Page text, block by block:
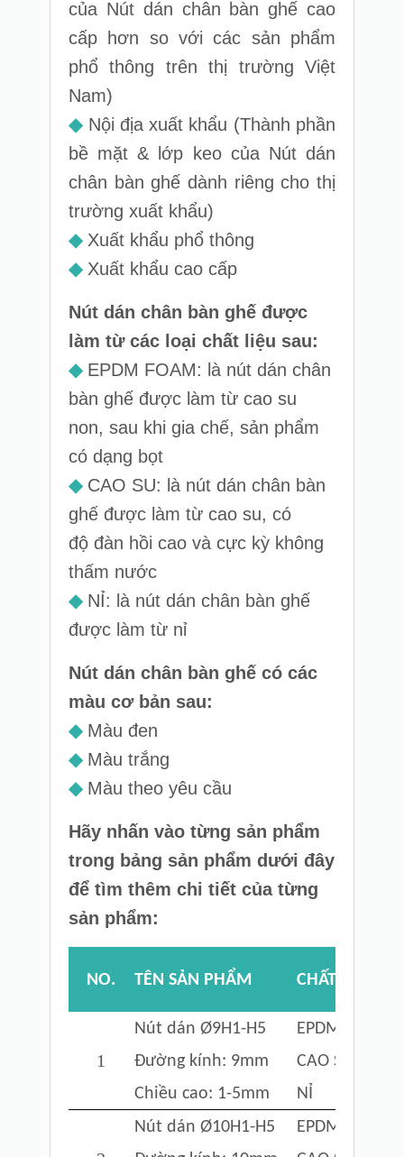
của Nút dán chân bàn ghế cao
cấp hơn so với các sản phẩm
phổ thông trên thị trường Việt
Nam)
◆Nội địa xuất khẩu (Thành phần
bề mặt & lớp keo của Nút dán
chân bàn ghế dành riêng cho thị
trường xuất khẩu)
◆Xuất khẩu phổ thông
◆Xuất khẩu cao cấp
Nút dán chân bàn ghế được
làm từ các loại chất liệu sau:
◆ EPDM FOAM: là nút dán chân
bàn ghế được làm từ cao su
non, sau khi gia chế, sản phẩm
có dạng bọt
◆ CAO SU: là nút dán chân bàn
ghế được làm từ cao su, có
độ đàn hồi cao và cực kỳ không
thấm nước
◆ NỈ: là nút dán chân bàn ghế
được làm từ nỉ
Nút dán chân bàn ghế có các
màu cơ bản sau:
◆ Màu đen
◆ Màu trắng
◆ Màu theo yêu cầu
Hãy nhấn vào từng sản phẩm
trong bảng sản phẩm dưới đây
để tìm thêm chi tiết của từng
sản phẩm:
NO. TÊN SẢN PHẨM CHẤT LIỆU
1
Nút dán Ø9H1-H5
EPDM FOAM
Đường kính: 9mm
CAO SU
Chiều cao: 1-5mm
NỈ
Nút dán Ø10H1-H5
EPDM FOAM